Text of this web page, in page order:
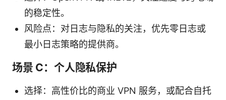
的稳定性。
风险点：对日志与隐私的关注，优先零日志或
最小日志策略的提供商。
场景 C：个人隐私保护
选择：高性价比的商业 VPN 服务，或配合自托